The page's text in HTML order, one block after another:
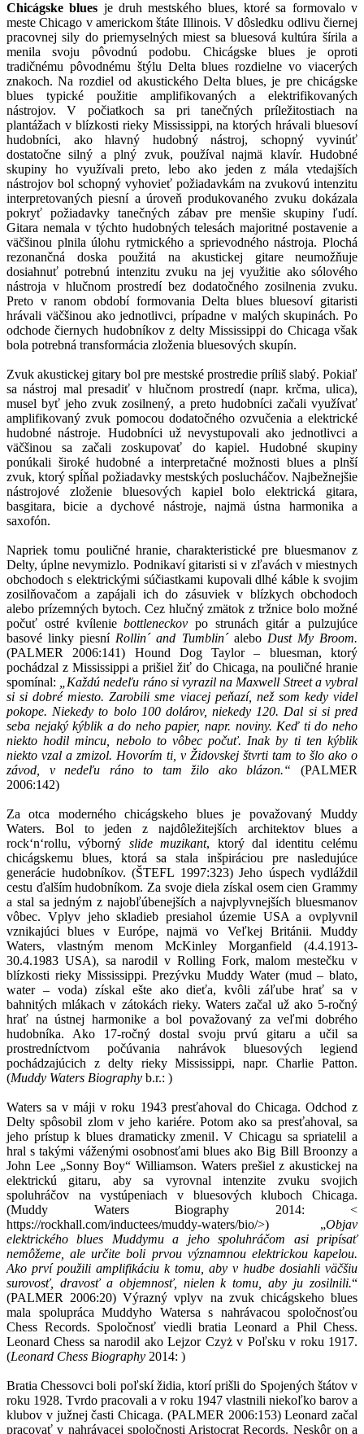
Chicágske blues je druh mestského blues, ktoré sa formovalo v
meste Chicago v americkom štáte Illinois. V dôsledku odlivu čiernej
pracovnej sily do priemyselných miest sa bluesová kultúra šírila a
menila svoju pôvodnú podobu. Chicágske blues je oproti
tradičnému pôvodnému štýlu Delta blues rozdielne vo viacerých
znakoch. Na rozdiel od akustického Delta blues, je pre chicágske
blues typické použitie amplifikovaných a elektrifikovaných
nástrojov. V počiatkoch sa pri tanečných príležitostiach na
plantážach v blízkosti rieky Mississippi, na ktorých hrávali bluesoví
hudobníci, ako hlavný hudobný nástroj, schopný vyvinúť
dostatočne silný a plný zvuk, používal najmä klavír. Hudobné
skupiny ho využívali preto, lebo ako jeden z mála vtedajších
nástrojov bol schopný vyhovieť požiadavkám na zvukovú intenzitu
interpretovaných piesní a úroveň produkovaného zvuku dokázala
pokryť požiadavky tanečných zábav pre menšie skupiny ľudí.
Gitara nemala v týchto hudobných telesách majoritné postavenie a
väčšinou plnila úlohu rytmického a sprievodného nástroja. Plochá
rezonančná doska použitá na akustickej gitare neumožňuje
dosiahnuť potrebnú intenzitu zvuku na jej využitie ako sólového
nástroja v hlučnom prostredí bez dodatočného zosilnenia zvuku.
Preto v ranom období formovania Delta blues bluesoví gitaristi
hrávali väčšinou ako jednotlivci, prípadne v malých skupinách. Po
odchode čiernych hudobníkov z delty Mississippi do Chicaga však
bola potrebná transformácia zloženia bluesových skupín.
Zvuk akustickej gitary bol pre mestské prostredie príliš slabý. Pokiaľ
sa nástroj mal presadiť v hlučnom prostredí (napr. krčma, ulica),
musel byť jeho zvuk zosilnený, a preto hudobníci začali využívať
amplifikovaný zvuk pomocou dodatočného ozvučenia a elektrické
hudobné nástroje. Hudobníci už nevystupovali ako jednotlivci a
väčšinou sa začali zoskupovať do kapiel. Hudobné skupiny
ponúkali široké hudobné a interpretačné možnosti blues a plnší
zvuk, ktorý spĺňal požiadavky mestských poslucháčov. Najbežnejšie
nástrojové zloženie bluesových kapiel bolo elektrická gitara,
basgitara, bicie a dychové nástroje, najmä ústna harmonika a
saxofón.
Napriek tomu pouličné hranie, charakteristické pre bluesmanov z
Delty, úplne nevymizlo. Podnikaví gitaristi si v zľavách v miestnych
obchodoch s elektrickými súčiastkami kupovali dlhé káble k svojim
zosilňovačom a zapájali ich do zásuviek v blízkych obchodoch
alebo prízemných bytoch. Cez hlučný zmätok z tržnice bolo možné
počuť ostré kvíleniebottleneckov po strunách gitár a pulzujúce
basové linky piesníRollin´ and Tumblin´alebo Dust My Broom.
(PALMER 2006:141) Hound Dog Taylor – bluesman, ktorý
pochádzal z Mississippi a prišiel žiť do Chicaga, na pouličné hranie
spomínal: „Každú nedeľu ráno si vyrazil na Maxwell Street a vybral
si si dobré miesto. Zarobili sme viacej peňazí, než som kedy videl
pokope. Niekedy to bolo 100 dolárov, niekedy 120. Dal si si pred
seba nejaký kýblik a do neho papier, napr. noviny. Keď ti do neho
niekto hodil mincu, nebolo to vôbec počuť. Inak by ti ten kýblik
niekto vzal a zmizol. Hovorím ti, v Židovskej štvrti tam to šlo ako o
závod, v nedeľu ráno to tam žilo ako blázon.“ (PALMER
2006:142)
Za otca moderného chicágskeho blues je považovaný Muddy
Waters. Bol to jeden z najdôležitejších architektov blues a
rock‘n‘rollu, výborný slide muzikant, ktorý dal identitu celému
chicágskemu blues, ktorá sa stala inšpiráciou pre nasledujúce
generácie hudobníkov. (ŠTEFL 1997:323) Jeho úspech vydláždil
cestu ďalším hudobníkom. Za svoje diela získal osem cien Grammy
a stal sa jedným z najobľúbenejších a najvplyvnejších bluesmanov
vôbec. Vplyv jeho skladieb presiahol územie USA a ovplyvnil
vznikajúci blues v Európe, najmä vo Veľkej Británii. Muddy
Waters, vlastným menom McKinley Morganfield (4.4.1913-
30.4.1983 USA), sa narodil v Rolling Fork, malom mestečku v
blízkosti rieky Mississippi. Prezývku Muddy Water (mud – blato,
water – voda) získal ešte ako dieťa, kvôli záľube hrať sa v
bahnitých mlákach v zátokách rieky. Waters začal už ako 5-ročný
hrať na ústnej harmonike a bol považovaný za veľmi dobrého
hudobníka. Ako 17-ročný dostal svoju prvú gitaru a učil sa
prostredníctvom počúvania nahrávok bluesových legiend
pochádzajúcich z delty rieky Mississippi, napr. Charlie Patton.
(Muddy Waters Biography b.r.: )
Waters sa v máji v roku 1943 presťahoval do Chicaga. Odchod z
Delty spôsobil zlom v jeho kariére. Potom ako sa presťahoval, sa
jeho prístup k blues dramaticky zmenil. V Chicagu sa spriatelil a
hral s takými váženými osobnosťami blues ako Big Bill Broonzy a
John Lee „Sonny Boy“ Williamson. Waters prešiel z akustickej na
elektrickú gitaru, aby sa vyrovnal intenzite zvuku svojich
spoluhráčov na vystúpeniach v bluesových kluboch Chicaga.
(Muddy Waters Biography 2014: <
https://rockhall.com/inductees/muddy-waters/bio/>) „Objav
elektrického blues Muddymu a jeho spoluhráčom asi pripísať
nemôžeme, ale určite boli prvou významnou elektrickou kapelou.
Ako prví použili amplifikáciu k tomu, aby v hudbe dosiahli väčšiu
surovosť, dravosť a objemnosť, nielen k tomu, aby ju zosilnili.“
(PALMER 2006:20) Výrazný vplyv na zvuk chicágskeho blues
mala spolupráca Muddyho Watersa s nahrávacou spoločnosťou
Chess Records. Spoločnosť viedli bratia Leonard a Phil Chess.
Leonard Chess sa narodil ako Lejzor Czyż v Poľsku v roku 1917.
(Leonard Chess Biography 2014: )
Bratia Chessovci boli poľskí židia, ktorí prišli do Spojených štátov v
roku 1928. Tvrdo pracovali a v roku 1947 vlastnili niekoľko barov a
klubov v južnej časti Chicaga. (PALMER 2006:153) Leonard začal
pracovať v nahrávacej spoločnosti Aristocrat Records. Neskôr on a